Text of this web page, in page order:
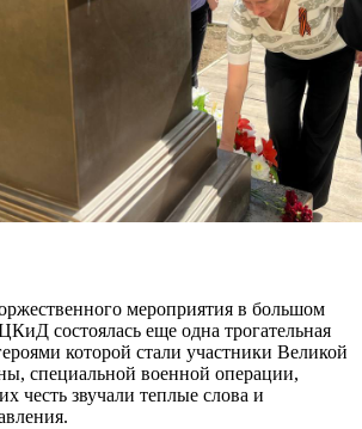
мероприятия в большом
состоялась еще одна трогательная
которой стали участники Великой
специальной военной операции,
честь звучали теплые слова и